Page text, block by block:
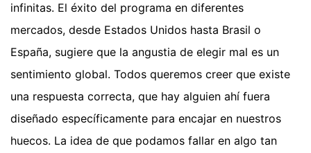
infinitas. El éxito del programa en diferentes
mercados, desde Estados Unidos hasta Brasil o
España, sugiere que la angustia de elegir mal es un
sentimiento global. Todos queremos creer que existe
una respuesta correcta, que hay alguien ahí fuera
diseñado específicamente para encajar en nuestros
huecos. La idea de que podamos fallar en algo tan